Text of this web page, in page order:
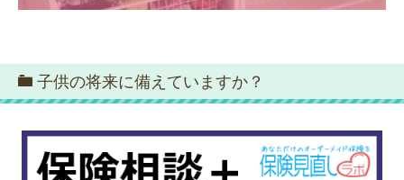
子供の将来に備えていますか？